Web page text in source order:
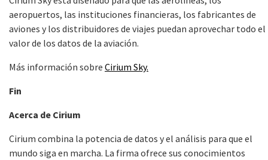
aeropuertos, las instituciones financieras, los fabricantes de
aviones y los distribuidores de viajes puedan aprovechar todo el
valor de los datos de la aviación.
Más información sobre Cirium Sky.
Fin
Acerca de Cirium
Cirium combina la potencia de datos y el análisis para que el
mundo siga en marcha. La firma ofrece sus conocimientos